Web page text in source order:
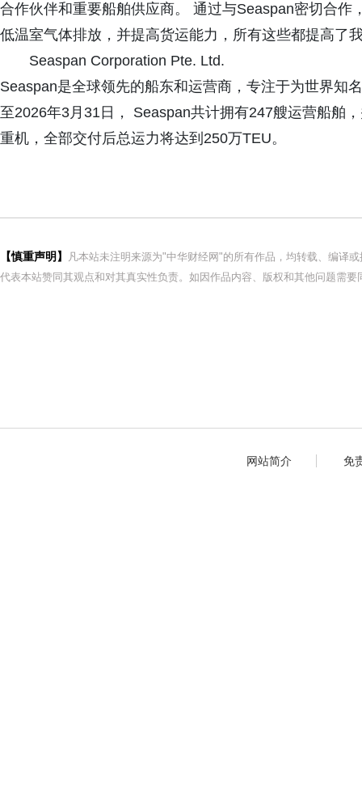
合作伙伴和重要船舶供应商。 通过与Seaspan密切合
低温室气体排放，并提高货运能力，所有这些都提高了
Seaspan Corporation Pte. Ltd.
Seaspan是全球领先的船东和运营商，专注于为世界知
至2026年3月31日， Seaspan共计拥有247艘运营船舶
重机，全部交付后总运力将达到250万TEU。
【慎重声明】
凡本站未注明来源为"中华财经网"的所有作品，均转载、编译
代表本站赞同其观点和对其真实性负责。如因作品内容、版权和其他问题需
网站简介 免